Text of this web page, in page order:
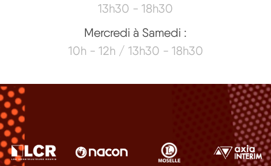
13h30 - 18h30
Mercredi à Samedi :
10h - 12h / 13h30 - 18h30